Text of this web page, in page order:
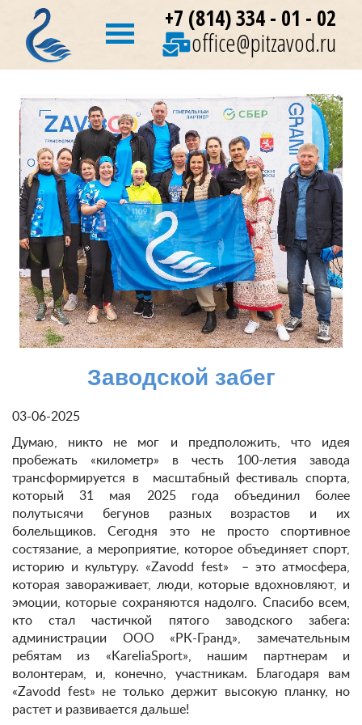
+7 (814) 334 - 01 - 02
office@pitzavod.ru
Заводской забег
03-06-2025
Думаю, никто не мог и предположить, что идея
пробежать «километр» в честь 100-летия завода
трансформируется в масштабный фестиваль спорта,
который 31 мая 2025 года объединил более
полутысячи бегунов разных возрастов и их
болельщиков. Сегодня это не просто спортивное
состязание, а мероприятие, которое объединяет спорт,
историю и культуру. «Zavodd fest» – это атмосфера,
которая завораживает, люди, которые вдохновляют, и
эмоции, которые сохраняются надолго. Спасибо всем,
кто стал частичкой пятого заводского забега:
администрации ООО «РК-Гранд», замечательным
ребятам из «KareliaSport», нашим партнерам и
волонтерам, и, конечно, участникам. Благодаря вам
«Zavodd fest» не только держит высокую планку, но
растет и развивается дальше!